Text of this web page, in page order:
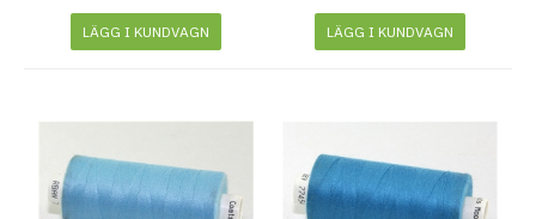
LÄGG I KUNDVAGN LÄGG I KUNDVAGN